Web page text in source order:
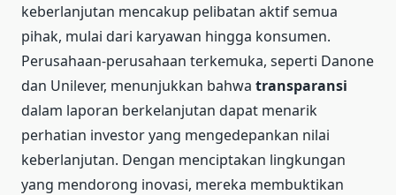
keberlanjutan mencakup pelibatan aktif semua
pihak, mulai dari karyawan hingga konsumen.
Perusahaan-perusahaan terkemuka, seperti Danone
dan Unilever, menunjukkan bahwa transparansi
dalam laporan berkelanjutan dapat menarik
perhatian investor yang mengedepankan nilai
keberlanjutan. Dengan menciptakan lingkungan
yang mendorong inovasi, mereka membuktikan